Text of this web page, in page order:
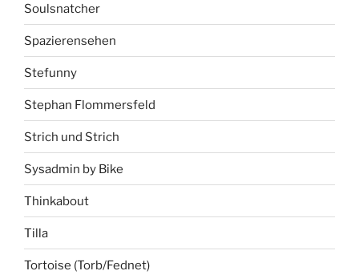
Soulsnatcher
Spazierensehen
Stefunny
Stephan Flommersfeld
Strich und Strich
Sysadmin by Bike
Thinkabout
Tilla
Tortoise (Torb/Fednet)